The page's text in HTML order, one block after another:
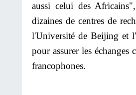
aussi celui des
dizaines de centres de
l'Université de Beijing et
pour assurer les
francophones.